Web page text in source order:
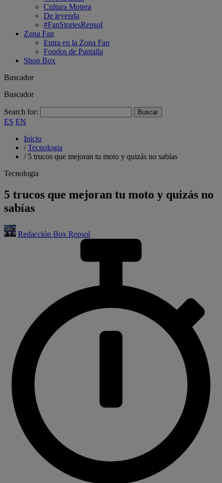
Cultura Motera
De leyenda
#FanStoriesRepsol
Zona Fan
Entra en la Zona Fan
Fondos de Pantalla
Shop Box
Buscador
Buscador
Search for:
ES EN
Inicio
/Tecnologia
/ 5 trucos que mejoran tu moto y quizás no sabías
Tecnologia
5 trucos que mejoran tu moto y quizás no
sabías
Redacción Box Repsol